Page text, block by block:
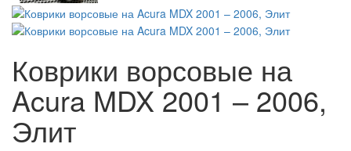
Коврики ворсовые на
Acura MDX 2001 – 2006,
Элит